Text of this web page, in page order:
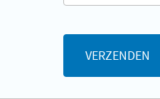
VERZENDEN